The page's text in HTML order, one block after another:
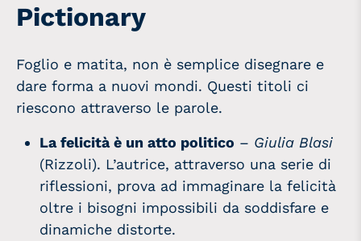
Pictionary
Foglio e matita, non è semplice disegnare e
dare forma a nuovi mondi. Questi titoli ci
riescono attraverso le parole.
La felicità è un atto politico – Giulia Blasi
(Rizzoli). L’autrice, attraverso una serie di
riflessioni, prova ad immaginare la felicità
oltre i bisogni impossibili da soddisfare e
dinamiche distorte.